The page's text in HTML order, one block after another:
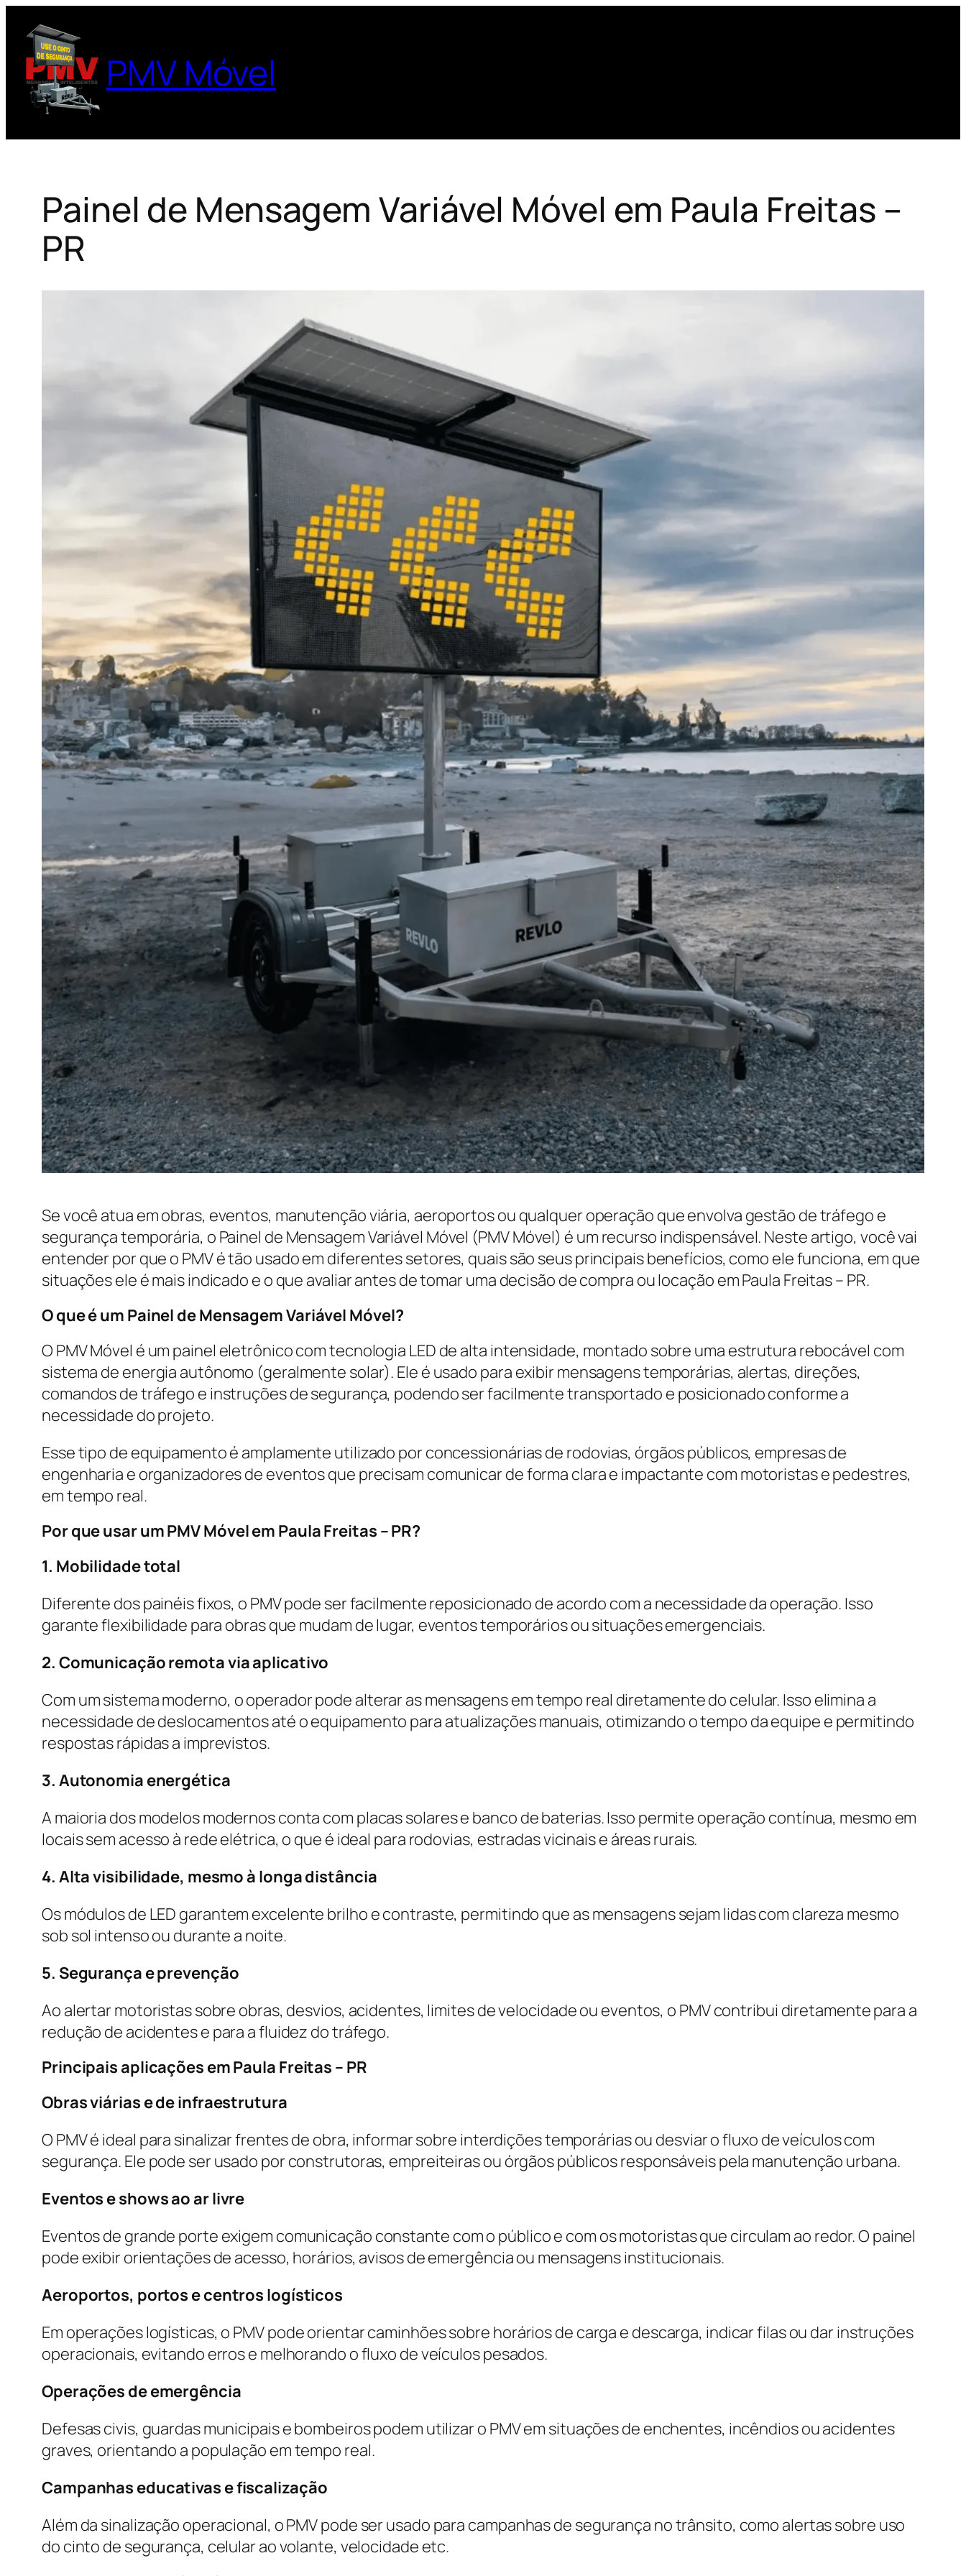
para
conteúdo
PMV Móvel
Painel de Mensagem Variável Móvel em Paula Freitas –
PR
Se você atua em obras, eventos, manutenção viária, aeroportos ou qualquer operação que envolva gestão de tráfego e
segurança temporária, o Painel de Mensagem Variável Móvel (PMV Móvel) é um recurso indispensável. Neste artigo, você vai
entender por que o PMV é tão usado em diferentes setores, quais são seus principais benefícios, como ele funciona, em que
situações ele é mais indicado e o que avaliar antes de tomar uma decisão de compra ou locação em Paula Freitas – PR.
O que é um Painel de Mensagem Variável Móvel?
O PMV Móvel é um painel eletrônico com tecnologia LED de alta intensidade, montado sobre uma estrutura rebocável com
sistema de energia autônomo (geralmente solar). Ele é usado para exibir mensagens temporárias, alertas, direções,
comandos de tráfego e instruções de segurança, podendo ser facilmente transportado e posicionado conforme a
necessidade do projeto.
Esse tipo de equipamento é amplamente utilizado por concessionárias de rodovias, órgãos públicos, empresas de
engenharia e organizadores de eventos que precisam comunicar de forma clara e impactante com motoristas e pedestres,
em tempo real.
Por que usar um PMV Móvel em Paula Freitas – PR?
1. Mobilidade total
Diferente dos painéis fixos, o PMV pode ser facilmente reposicionado de acordo com a necessidade da operação. Isso
garante flexibilidade para obras que mudam de lugar, eventos temporários ou situações emergenciais.
2. Comunicação remota via aplicativo
Com um sistema moderno, o operador pode alterar as mensagens em tempo real diretamente do celular. Isso elimina a
necessidade de deslocamentos até o equipamento para atualizações manuais, otimizando o tempo da equipe e permitindo
respostas rápidas a imprevistos.
3. Autonomia energética
A maioria dos modelos modernos conta com placas solares e banco de baterias. Isso permite operação contínua, mesmo em
locais sem acesso à rede elétrica, o que é ideal para rodovias, estradas vicinais e áreas rurais.
4. Alta visibilidade, mesmo à longa distância
Os módulos de LED garantem excelente brilho e contraste, permitindo que as mensagens sejam lidas com clareza mesmo
sob sol intenso ou durante a noite.
5. Segurança e prevenção
Ao alertar motoristas sobre obras, desvios, acidentes, limites de velocidade ou eventos, o PMV contribui diretamente para a
redução de acidentes e para a fluidez do tráfego.
Principais aplicações em Paula Freitas – PR
Obras viárias e de infraestrutura
O PMV é ideal para sinalizar frentes de obra, informar sobre interdições temporárias ou desviar o fluxo de veículos com
segurança. Ele pode ser usado por construtoras, empreiteiras ou órgãos públicos responsáveis pela manutenção urbana.
Eventos e shows ao ar livre
Eventos de grande porte exigem comunicação constante com o público e com os motoristas que circulam ao redor. O painel
pode exibir orientações de acesso, horários, avisos de emergência ou mensagens institucionais.
Aeroportos, portos e centros logísticos
Em operações logísticas, o PMV pode orientar caminhões sobre horários de carga e descarga, indicar filas ou dar instruções
operacionais, evitando erros e melhorando o fluxo de veículos pesados.
Operações de emergência
Defesas civis, guardas municipais e bombeiros podem utilizar o PMV em situações de enchentes, incêndios ou acidentes
graves, orientando a população em tempo real.
Campanhas educativas e fiscalização
Além da sinalização operacional, o PMV pode ser usado para campanhas de segurança no trânsito, como alertas sobre uso
do cinto de segurança, celular ao volante, velocidade etc.